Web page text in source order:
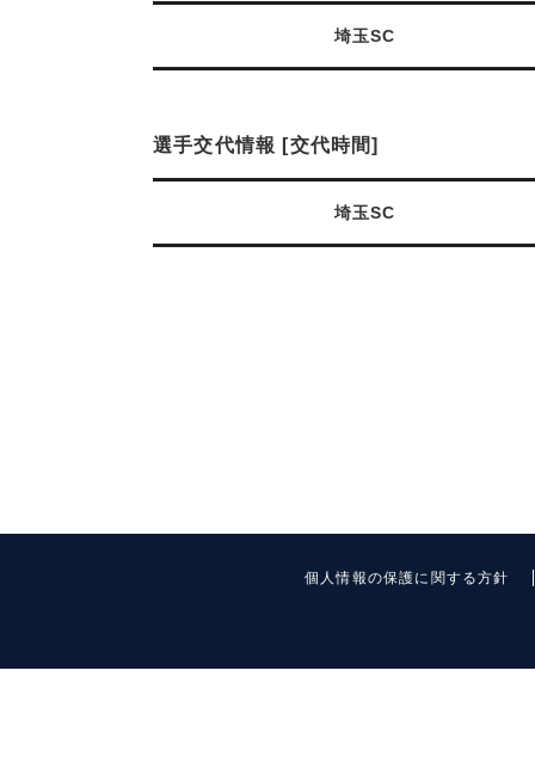
埼玉SC
選手交代情報 [交代時間]
埼玉SC
個人情報の保護に関する方針